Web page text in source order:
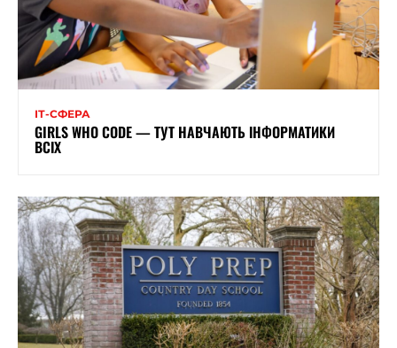
ІТ-СФЕРА
GIRLS WHO CODE — ТУТ НАВЧАЮТЬ ІНФОРМАТИКИ
ВСІХ